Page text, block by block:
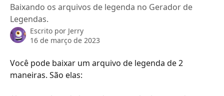
Baixando os arquivos de legenda no Gerador de
Legendas.
Escrito por Jerry
16 de março de 2023
Você pode baixar um arquivo de legenda de 2
maneiras. São elas: